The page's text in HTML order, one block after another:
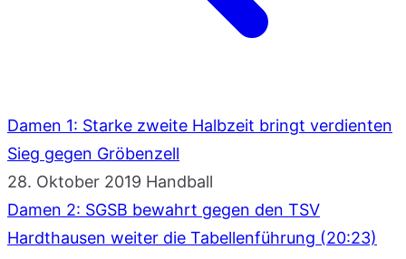
Damen 1: Starke zweite Halbzeit bringt verdienten
Sieg gegen Gröbenzell
28. Oktober 2019 Handball
Damen 2: SGSB bewahrt gegen den TSV
Hardthausen weiter die Tabellenführung (20:23)